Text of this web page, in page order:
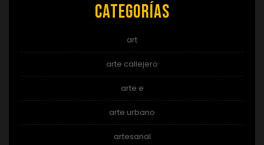
Categorías
art
arte callejero
arte e
arte urbano
artesanal